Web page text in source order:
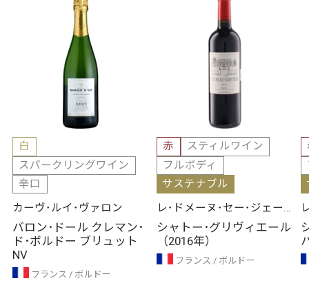
白
スパークリングワイン
辛口
カーヴ･ルイ･ヴァロン
バロン･ドール クレマン･
ド･ボルドー ブリュット
NV
フランス ボルドー
赤
スティルワイン
フルボディ
サステナブル
レ･ドメーヌ･セー･ジェー･
エール
シャトー･グリヴィエール
（2016年）
フランス ボルドー